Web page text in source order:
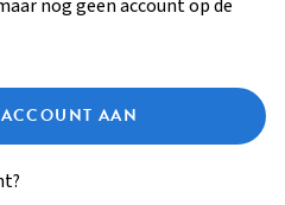
nog geen account op de
AAN